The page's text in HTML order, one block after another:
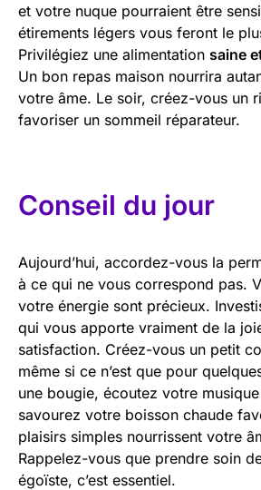
et votre nuque pourraient être
étirements légers vous feront le
Privilégiez une alimentation saine
Un bon repas maison nourrira
votre âme. Le soir, créez-vous un
favoriser un sommeil réparateur.
Conseil du jour
Aujourd’hui, accordez-vous la
à ce qui ne vous correspond pas.
votre énergie sont précieux.
qui vous apporte vraiment de la
satisfaction. Créez-vous un petit
même si ce n’est que pour
une bougie, écoutez votre
savourez votre boisson chaude
plaisirs simples nourrissent votre
Rappelez-vous que prendre soin
égoïste, c’est essentiel.